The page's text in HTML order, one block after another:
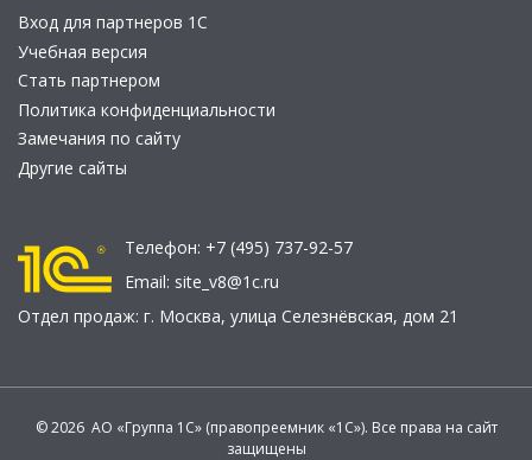
Вход для партнеров 1С
Учебная версия
Стать партнером
Политика конфиденциальности
Замечания по сайту
Другие сайты
Телефон: +7 (495) 737-92-57
Email: site_v8@1c.ru
Отдел продаж: г. Москва, улица Селезнёвская, дом 21
© 2026 АО «Группа 1С» (правопреемник «1С»). Все права на сайт
защищены